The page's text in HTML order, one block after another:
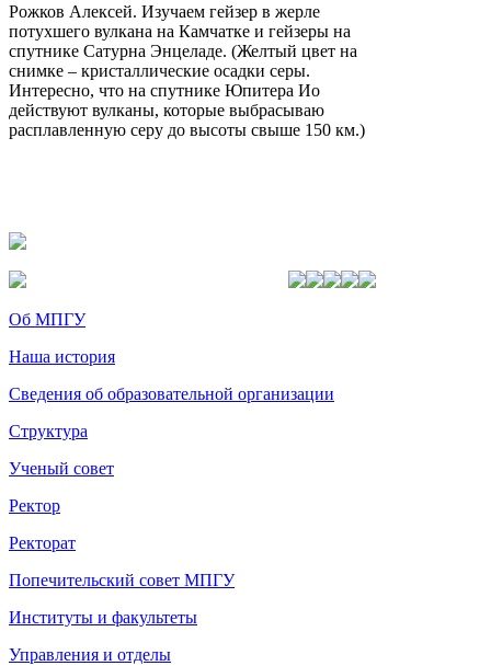
Рожков Алексей. Изучаем гейзер в жерле
потухшего вулкана на Камчатке и гейзеры на
спутнике Сатурна Энцеладе. (Желтый цвет на
снимке – кристаллические осадки серы.
Интересно, что на спутнике Юпитера Ио
действуют вулканы, которые выбрасываю
расплавленную серу до высоты свыше 150 км.)
Об МПГУ
Наша история
Сведения об образовательной организации
Структура
Ученый совет
Ректор
Ректорат
Попечительский совет МПГУ
Институты и факультеты
Управления и отделы